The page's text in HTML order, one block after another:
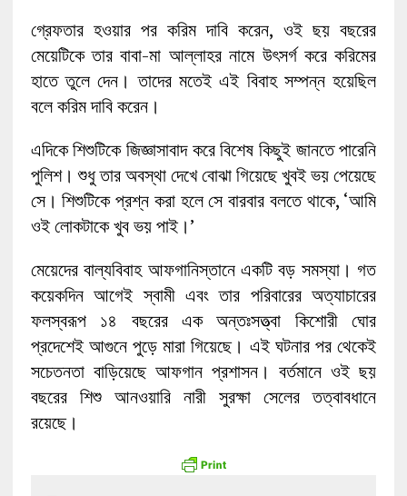
গ্রেফতার হওয়ার পর করিম দাবি করেন, ওই ছয় বছরের
মেয়েটিকে তার বাবা-মা আল্লাহর নামে উৎসর্গ করে করিমের
হাতে তুলে দেন। তাদের মতেই এই বিবাহ সম্পন্ন হয়েছিল
বলে করিম দাবি করেন।
এদিকে শিশুটিকে জিজ্ঞাসাবাদ করে বিশেষ কিছুই জানতে পারেনি
পুলিশ। শুধু তার অবস্থা দেখে বোঝা গিয়েছে খুবই ভয় পেয়েছে
সে। শিশুটিকে প্রশ্ন করা হলে সে বারবার বলতে থাকে, ‘আমি
ওই লোকটাকে খুব ভয় পাই।’
মেয়েদের বাল্যবিবাহ আফগানিস্তানে একটি বড় সমস্যা। গত
কয়েকদিন আগেই স্বামী এবং তার পরিবারের অত্যাচারের
ফলস্বরূপ ১৪ বছরের এক অন্তঃসত্ত্বা কিশোরী ঘোর
প্রদেশেই আগুনে পুড়ে মারা গিয়েছে। এই ঘটনার পর থেকেই
সচেতনতা বাড়িয়েছে আফগান প্রশাসন। বর্তমানে ওই ছয়
বছরের শিশু আনওয়ারি নারী সুরক্ষা সেলের তত্বাবধানে
রয়েছে।